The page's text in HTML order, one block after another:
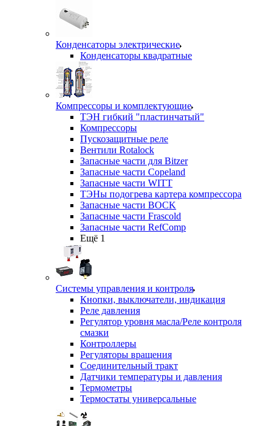
Конденсаторы электрические
Конденсаторы квадратные
Компрессоры и комплектующие
ТЭН гибкий "пластинчатый"
Компрессоры
Пускозащитные реле
Вентили Rotalock
Запасные части для Bitzer
Запасные части Copeland
Запасные части WITT
ТЭНы подогрева картера компрессора
Запасные части BOCK
Запасные части Frascold
Запасные части RefComp
Ещё 1
Системы управления и контроля
Кнопки, выключатели, индикация
Реле давления
Регулятор уровня масла/Реле контроля
смазки
Контроллеры
Регуляторы вращения
Соединительный тракт
Датчики температуры и давления
Термометры
Термостаты универсальные